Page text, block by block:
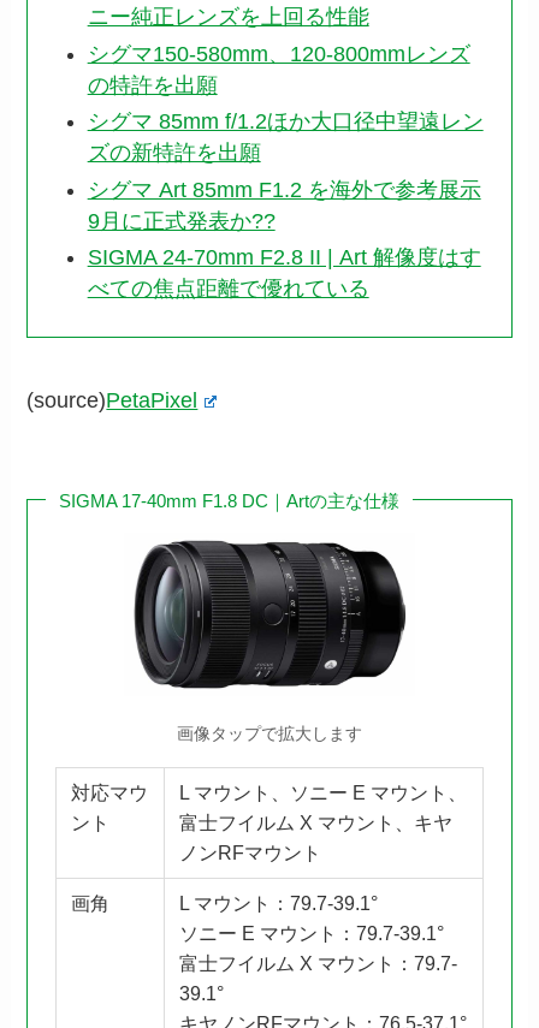
ニー純正レンズを上回る性能
シグマ150-580mm、120-800mmレンズ
の特許を出願
シグマ 85mm f/1.2ほか大口径中望遠レン
ズの新特許を出願
シグマ Art 85mm F1.2 を海外で参考展示
9月に正式発表か??
SIGMA 24-70mm F2.8 II | Art 解像度はす
べての焦点距離で優れている
(source)PetaPixel
SIGMA 17-40mm F1.8 DC｜Artの主な仕様
画像タップで拡大します
対応マウ
ント
L マウント、ソニー E マウント、
富士フイルム X マウント、キヤ
ノンRFマウント
画角
L マウント：79.7-39.1°
ソニー E マウント：79.7-39.1°
富士フイルム X マウント：79.7-
39.1°
キヤノンRFマウント：76.5-37.1°